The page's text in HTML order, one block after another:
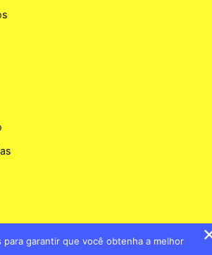
para garantir que você obtenha a melhor